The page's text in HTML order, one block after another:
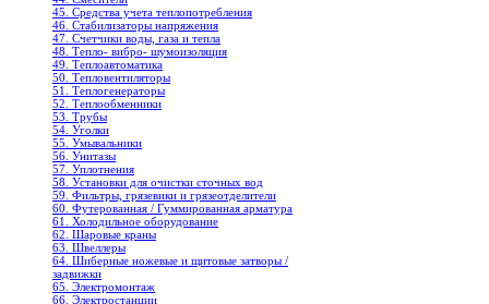
45. Средства учета теплопотребления
46. Стабилизаторы напряжения
47. Счетчики воды, газа и тепла
48. Тепло- вибро- шумоизоляция
49. Теплоавтоматика
50. Тепловентиляторы
51. Теплогенераторы
52. Теплообменники
53. Трубы
54. Уголки
55. Умывальники
56. Унитазы
57. Уплотнения
58. Установки для очистки сточных вод
59. Фильтры, грязевики и грязеотделители
60. Футерованная / Гуммированная арматура
61. Холодильное oборудование
62. Шаровые краны
63. Швеллеры
64. Шиберные ножевые и щитовые затворы /
задвижки
65. Электромонтаж
66. Электростанции